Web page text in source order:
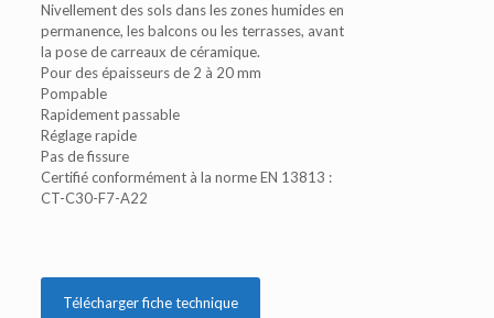
Nivellement des sols dans les zones humides en
permanence, les balcons ou les terrasses, avant
la pose de carreaux de céramique.
Pour des épaisseurs de 2 à 20 mm
Pompable
Rapidement passable
Réglage rapide
Pas de fissure
Certifié conformément à la norme EN 13813 :
CT-C30-F7-A22
Télécharger fiche technique